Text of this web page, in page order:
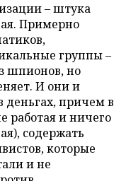
– штука
Примерно
группы –
шпионов, но
И они и
деньгах, причем в
работая и ничего
содержать
которые
и не